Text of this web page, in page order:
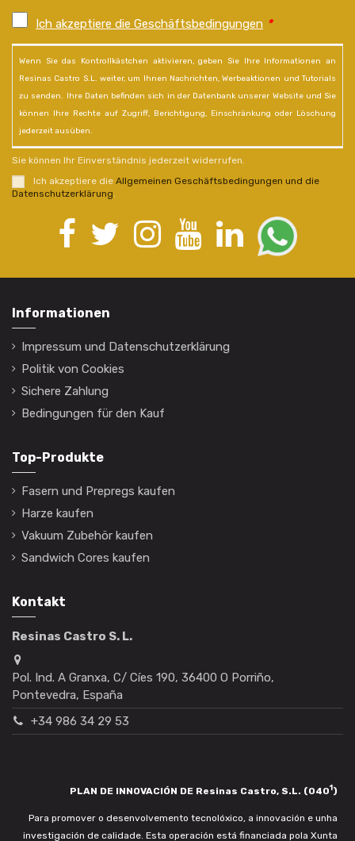
Ich akzeptiere die Geschäftsbedingungen *
Wenn Sie das Kontrollkästchen aktivieren, geben Sie Ihre Informationen an
Resinas Castro S.L. weiter, um Ihnen Nachrichten, Werbeaktionen und Tutorials
zu senden. Ihre Daten befinden sich in der Datenbank unserer Website und Sie
können Ihre Rechte auf Zugriff, Berichtigung, Einschränkung oder Löschung
jederzeit ausüben.
Sie können Ihr Einverständnis jederzeit widerrufen.
Ich akzeptiere die Allgemeinen Geschäftsbedingungen und die
Datenschutzerklärung
Informationen
Impressum und Datenschutzerklärung
Politik von Cookies
Sichere Zahlung
Bedingungen für den Kauf
Top-Produkte
Fasern und Prepregs kaufen
Harze kaufen
Vakuum Zubehör kaufen
Sandwich Cores kaufen
Kontakt
Resinas Castro S. L.
Pol. Ind. A Granxa, C/ Cíes 190, 36400 O Porriño,
Pontevedra, España
+34 986 34 29 53
PLAN DE INNOVACIÓN DE Resinas Castro, S.L. (0401)
Para promover o desenvolvemento tecnolóxico, a innovación e unha
investigación de calidade. Esta operación está financiada pola Xunta